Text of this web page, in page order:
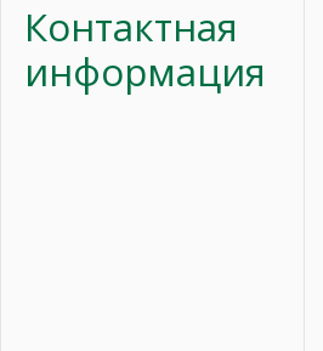
Контактная
информация